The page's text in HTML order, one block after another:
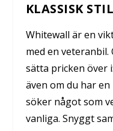
KLASSISK STIL
Whitewall är en
med en
sätta pricken över
även om du har
söker något som
vanliga. Snyggt